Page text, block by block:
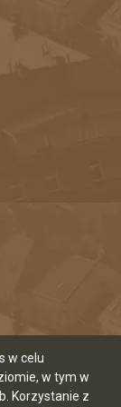
w celu
w tym w
Korzystanie z